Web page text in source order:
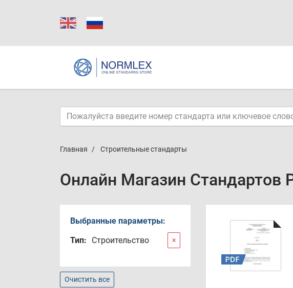
Главная Строительные стандарты
Онлайн Магазин Стандартов
Выбранные параметры:
Тип:
Строительство ×
Очистить все